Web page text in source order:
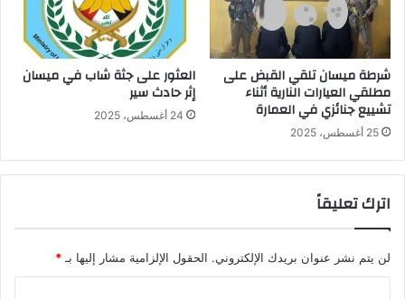
شرطة ميسان تلقي القبض على
مطلقي العيارات النارية أثناء
تشييع جنائزي في العمارة
25 أغسطس، 2025
العثور على جثة شاب في ميسان
إثر حادث سير
24 أغسطس، 2025
اترك تعليقاً
لن يتم نشر عنوان بريدك الإلكتروني. الحقول الإلزامية مشار إليها بـ *